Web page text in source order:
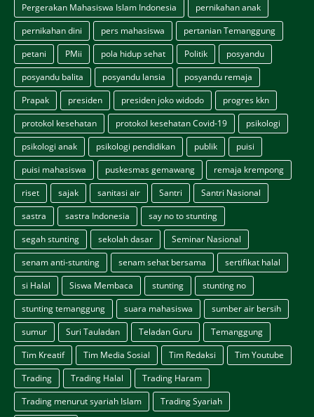
Pergerakan Mahasiswa Islam Indonesia
pernikahan anak
pernikahan dini
pers mahasiswa
pertanian Temanggung
petani
PMii pola hidup sehat Politik
posyandu
posyandu balita
posyandu lansia
posyandu remaja
Prapak
presiden presiden joko widodo
progres kkn
protokol kesehatan
protokol kesehatan Covid-19
psikologi
psikologi anak
psikologi pendidikan publik
puisi
puisi mahasiswa
puskesmas gemawang
remaja krempong
riset
sajak sanitasi air Santri
Santri Nasional
sastra
sastra Indonesia
say no to stunting
segah stunting
sekolah dasar
Seminar Nasional
senam anti-stunting
senam sehat bersama
sertifikat halal
si Halal
Siswa Membaca stunting
stunting no
stunting temanggung
suara mahasiswa
sumber air bersih
sumur
Suri Tauladan Teladan Guru
Temanggung
Tim Kreatif
Tim Media Sosial Tim Redaksi
Tim Youtube
Trading
Trading Halal
Trading Haram
Trading menurut syariah Islam
Trading Syariah